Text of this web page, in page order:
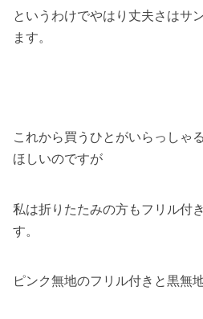
というわけでやはり丈夫さはサ
ます。
これから買うひとがいらっしゃ
ほしいのですが
私は折りたたみの方もフリル付
す。
ピンク無地のフリル付きと黒無